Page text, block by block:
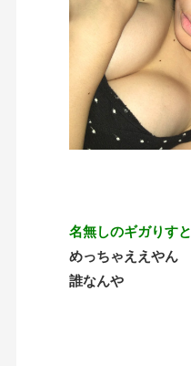
名無しのギガりすと
めっちゃええやん
誰なんや